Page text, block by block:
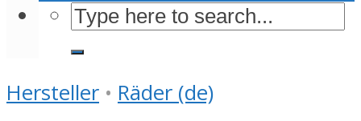
Hersteller • Räder (de)